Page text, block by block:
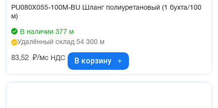
PU080X055-100M-BU Шланг полиуретановый (1 бухта/100
м)
В наличии 377 м
Удалённый склад 54 300 м
83,52 ₽/мс НДС В корзину